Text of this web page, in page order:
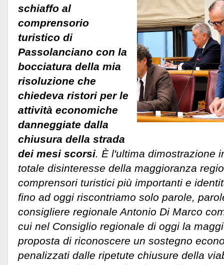
schiaffo al
comprensorio
turistico di
Passolanciano con la
bocciatura della mia
risoluzione che
chiedeva ristori per le
attività economiche
danneggiate dalla
chiusura della strada
dei mesi scorsi . È l'ultima dimostrazione
totale disinteresse della maggioranza
comprensori turistici più importanti e
fino ad oggi riscontriamo solo parole,
consigliere regionale Antonio Di Marco
cui nel Consiglio regionale di oggi la
proposta di riconoscere un sostegno
penalizzati dalle ripetute chiusure della